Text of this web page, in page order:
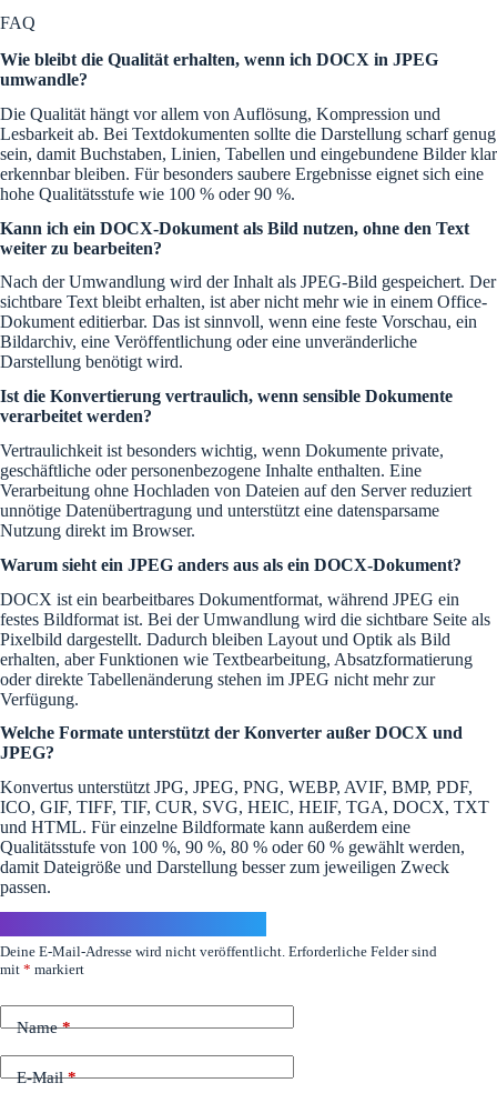
FAQ
Wie bleibt die Qualität erhalten, wenn ich DOCX in JPEG
umwandle?
Die Qualität hängt vor allem von Auflösung, Kompression und
Lesbarkeit ab. Bei Textdokumenten sollte die Darstellung scharf genug
sein, damit Buchstaben, Linien, Tabellen und eingebundene Bilder klar
erkennbar bleiben. Für besonders saubere Ergebnisse eignet sich eine
hohe Qualitätsstufe wie 100 % oder 90 %.
Kann ich ein DOCX-Dokument als Bild nutzen, ohne den Text
weiter zu bearbeiten?
Nach der Umwandlung wird der Inhalt als JPEG-Bild gespeichert. Der
sichtbare Text bleibt erhalten, ist aber nicht mehr wie in einem Office-
Dokument editierbar. Das ist sinnvoll, wenn eine feste Vorschau, ein
Bildarchiv, eine Veröffentlichung oder eine unveränderliche
Darstellung benötigt wird.
Ist die Konvertierung vertraulich, wenn sensible Dokumente
verarbeitet werden?
Vertraulichkeit ist besonders wichtig, wenn Dokumente private,
geschäftliche oder personenbezogene Inhalte enthalten. Eine
Verarbeitung ohne Hochladen von Dateien auf den Server reduziert
unnötige Datenübertragung und unterstützt eine datensparsame
Nutzung direkt im Browser.
Warum sieht ein JPEG anders aus als ein DOCX-Dokument?
DOCX ist ein bearbeitbares Dokumentformat, während JPEG ein
festes Bildformat ist. Bei der Umwandlung wird die sichtbare Seite als
Pixelbild dargestellt. Dadurch bleiben Layout und Optik als Bild
erhalten, aber Funktionen wie Textbearbeitung, Absatzformatierung
oder direkte Tabellenänderung stehen im JPEG nicht mehr zur
Verfügung.
Welche Formate unterstützt der Konverter außer DOCX und
JPEG?
Konvertus unterstützt JPG, JPEG, PNG, WEBP, AVIF, BMP, PDF,
ICO, GIF, TIFF, TIF, CUR, SVG, HEIC, HEIF, TGA, DOCX, TXT
und HTML. Für einzelne Bildformate kann außerdem eine
Qualitätsstufe von 100 %, 90 %, 80 % oder 60 % gewählt werden,
damit Dateigröße und Darstellung besser zum jeweiligen Zweck
passen.
Deine E-Mail-Adresse wird nicht veröffentlicht. Erforderliche Felder sind
mit * markiert
Name*
E-Mail*